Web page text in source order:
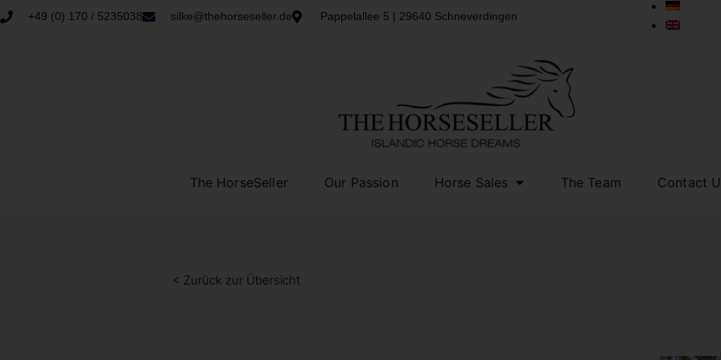
+49 (0) 170 / 5235038 silke@thehorseseller.de Pappelallee 5 | 29640 Schneverdingen
The HorseSeller Our Passion Horse Sales The Team Contact
< Zurück zur Übersicht